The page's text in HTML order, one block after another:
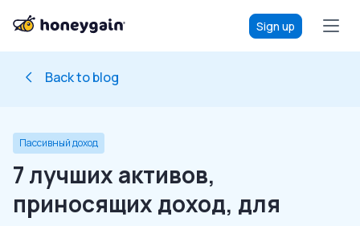
Sign up
Back to blog
Пассивный доход
7 лучших активов,
приносящих доход, для